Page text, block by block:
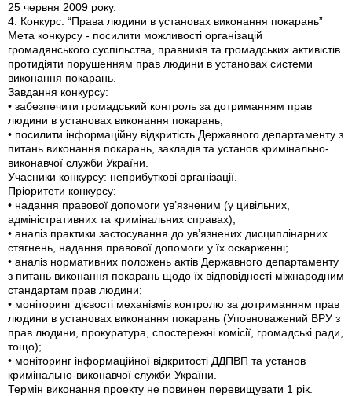
25 червня 2009 року.
4. Конкурс: “Права людини в установах виконання покарань”
Мета конкурсу - посилити можливості організацій
громадянського суспільства, правників та громадських активістів
протидіяти порушенням прав людини в установах системи
виконання покарань.
Завдання конкурсу:
• забезпечити громадський контроль за дотриманням прав
людини в установах виконання покарань;
• посилити інформаційну відкритість Державного департаменту з
питань виконання покарань, закладів та установ кримінально-
виконавчої служби України.
Учасники конкурсу: неприбуткові організації.
Пріоритети конкурсу:
• надання правової допомоги ув’язненим (у цивільних,
адміністративних та кримінальних справах);
• аналіз практики застосування до ув’язнених дисциплінарних
стягнень, надання правової допомоги у їх оскарженні;
• аналіз нормативних положень актів Державного департаменту
з питань виконання покарань щодо їх відповідності міжнародним
стандартам прав людини;
• моніторинг дієвості механізмів контролю за дотриманням прав
людини в установах виконання покарань (Уповноважений ВРУ з
прав людини, прокуратура, спостережні комісії, громадські ради,
тощо);
• моніторинг інформаційної відкритості ДДПВП та установ
кримінально-виконавчої служби України.
Термін виконання проекту не повинен перевищувати 1 рік.